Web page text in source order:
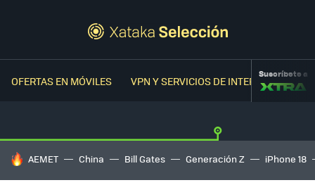
OFERTAS EN MÓVILES VPN Y SERVICIOS DE INTERNETSuscríbete a
HOY SE HABLA DE
AEMET China Bill Gates Generación Z iPhone 18